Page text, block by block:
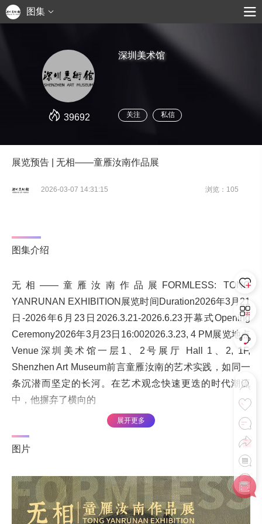
图集
39692
深圳美术馆
关注 私信
展览预告 | 无相——童雁汝南作品展
2026-03-07 14:31:15 浏览：105
图集介绍
无相——童雁汝南作品展FORMLESS: TONG
YANRUNAN EXHIBITION展览时间Duration2026年3月21
日-2026年6月23日2026.3.21-2026.6.23开幕式Opening
Ceremony2026年3月23日16:002026.3.23, 4 PM展览地点
Venue深圳美术馆一层1、2号展厅 Hall 1、2, 1F,
Shenzhen Art Museum前言童雁汝南的艺术实践，如同一
条沉潜而坚定的长河。在艺术观念快速更迭的时代潮流
中，他摒弃了横向的
*以上内容由所属艺客发布或授权发布，转载请注明出处。 本网站不承担相应
版权归属责任，如有侵权可联系网站申诉或删除
展开更多
图片